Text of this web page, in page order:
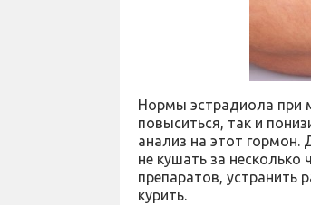
Нормы эстрадиола при
повыситься, так и
анализ на этот гормон.
не кушать за
препаратов, устранить
курить.